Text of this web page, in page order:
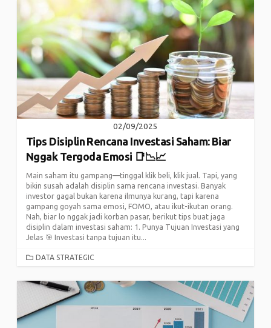
02/09/2025
Tips Disiplin Rencana Investasi Saham: Biar
Nggak Tergoda Emosi 📑📉📈
Main saham itu gampang—tinggal klik beli, klik jual. Tapi, yang
bikin susah adalah disiplin sama rencana investasi. Banyak
investor gagal bukan karena ilmunya kurang, tapi karena
gampang goyah sama emosi, FOMO, atau ikut-ikutan orang.
Nah, biar lo nggak jadi korban pasar, berikut tips buat jaga
disiplin dalam investasi saham: 1. Punya Tujuan Investasi yang
Jelas 🎯 Investasi tanpa tujuan itu...
CATEGORIES
DATA STRATEGIC